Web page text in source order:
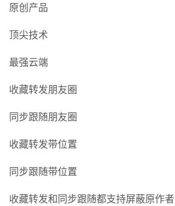
原创产品
顶尖技术
最强云端
收藏转发朋友圈
同步跟随朋友圈
收藏转发带位置
同步跟随带位置
收藏转发和同步跟随都支持屏蔽原作